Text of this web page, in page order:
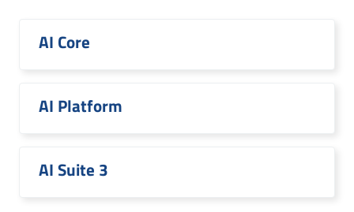
AI Core
AI Platform
AI Suite 3